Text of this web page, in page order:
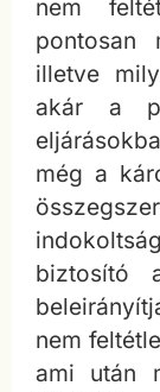
nem
pontosan
illetve
akár a
még a
biztosító
nem
ami után